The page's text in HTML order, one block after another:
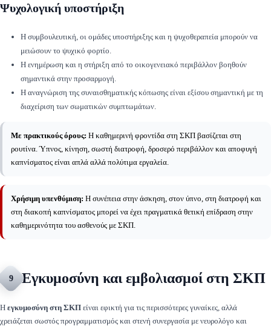
Ψυχολογική υποστήριξη
Η συμβουλευτική, οι ομάδες υποστήριξης και η ψυχοθεραπεία μπορούν να
μειώσουν το ψυχικό φορτίο.
Η ενημέρωση και η στήριξη από το οικογενειακό περιβάλλον βοηθούν
σημαντικά στην προσαρμογή.
Η αναγνώριση της συναισθηματικής κόπωσης είναι εξίσου σημαντική με τη
διαχείριση των σωματικών συμπτωμάτων.
Με πρακτικούς όρους: Η καθημερινή φροντίδα στη ΣΚΠ βασίζεται στη
ρουτίνα. Ύπνος, κίνηση, σωστή διατροφή, δροσερό περιβάλλον και αποφυγή
καπνίσματος είναι απλά αλλά πολύτιμα εργαλεία.
Χρήσιμη υπενθύμιση: Η συνέπεια στην άσκηση, στον ύπνο, στη διατροφή και
στη διακοπή καπνίσματος μπορεί να έχει πραγματικά θετική επίδραση στην
καθημερινότητα του ασθενούς με ΣΚΠ.
9 Εγκυμοσύνη και εμβολιασμοί στη ΣΚΠ
Η εγκυμοσύνη στη ΣΚΠ είναι εφικτή για τις περισσότερες γυναίκες, αλλά
χρειάζεται σωστός προγραμματισμός και στενή συνεργασία με νευρολόγο και